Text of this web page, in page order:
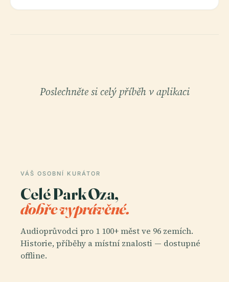
Poslechněte si celý příběh v aplikaci
VÁŠ OSOBNÍ KURÁTOR
Celé Park Oza,
dobře vyprávěné.
Audioprůvodci pro 1 100+ měst ve 96 zemích.
Historie, příběhy a místní znalosti — dostupné
offline.